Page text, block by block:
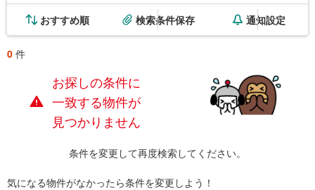
おすすめ順 検索条件保存 通知設定
0 件
お探しの条件に
一致する物件が
見つかりません
条件を変更して再度検索してください。
気になる物件がなかったら条件を変更しよう！